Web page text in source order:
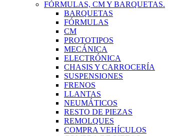
FÓRMULAS, CM Y BARQUETAS.
BARQUETAS
FÓRMULAS
CM
PROTOTIPOS
MECÁNICA
ELECTRÓNICA
CHASIS Y CARROCERÍA
SUSPENSIONES
FRENOS
LLANTAS
NEUMÁTICOS
RESTO DE PIEZAS
REMOLQUES
COMPRA VEHÍCULOS